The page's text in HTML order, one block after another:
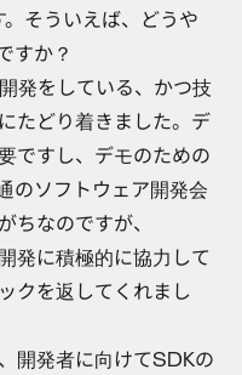
そういえば、どうや
すか？
発をしている、かつ技
たどり着きました。デ
ですし、デモのための
のソフトウェア開発会
ちなのですが、
発に積極的に協力して
クを返してくれまし
開発者に向けてSDKの